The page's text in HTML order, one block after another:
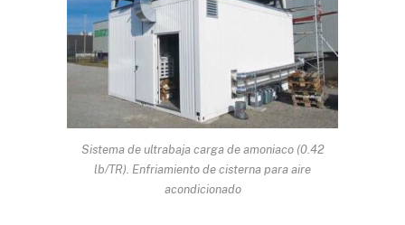
Sistema de ultrabaja carga de amoniaco (0.42
lb/TR). Enfriamiento de cisterna para aire
acondicionado